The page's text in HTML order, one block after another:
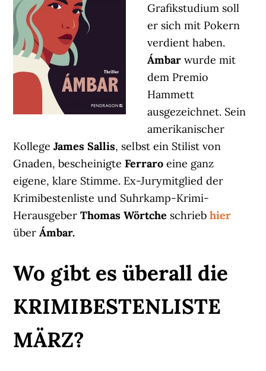
Grafikstudium soll
er sich mit Pokern
verdient haben.
Ámbarwurde mit
dem Premio
Hammett
ausgezeichnet. Sein
amerikanischer
KollegeJames Sallis, selbst ein Stilist von
Gnaden, bescheinigteFerraro eine ganz
eigene, klare Stimme. Ex-Jurymitglied der
Krimibestenliste und Suhrkamp-Krimi-
HerausgeberThomas Wörtche schriebhier
überÁmbar.
Wo gibt es überall die
KRIMIBESTENLISTE
MÄRZ?